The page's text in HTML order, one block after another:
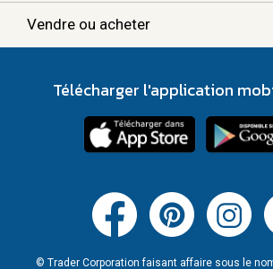
Vendre ou acheter
Télécharger l'application
© Trader Corporation faisant affaire sous le